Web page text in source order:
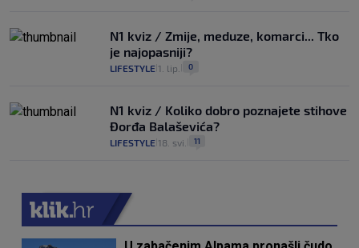
N1 kviz / Zmije, meduze, komarci... Tko
je najopasniji?
LIFESTYLE 1. lip. 0
N1 kviz / Koliko dobro poznajete stihove
Đorđa Balaševića?
LIFESTYLE 18. svi. 11